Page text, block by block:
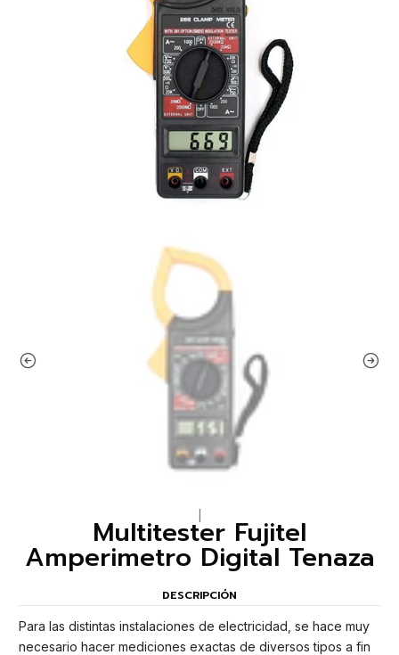
Multitester Fujitel
Amperimetro Digital Tenaza
DESCRIPCIÓN
Para las distintas instalaciones de electricidad, se hace muy
necesario hacer mediciones exactas de diversos tipos a fin